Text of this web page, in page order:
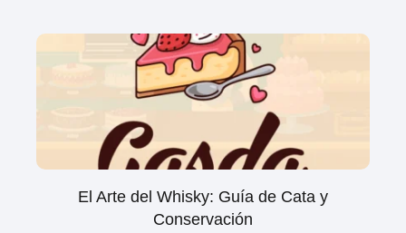
El Arte del Whisky: Guía de Cata y
Conservación